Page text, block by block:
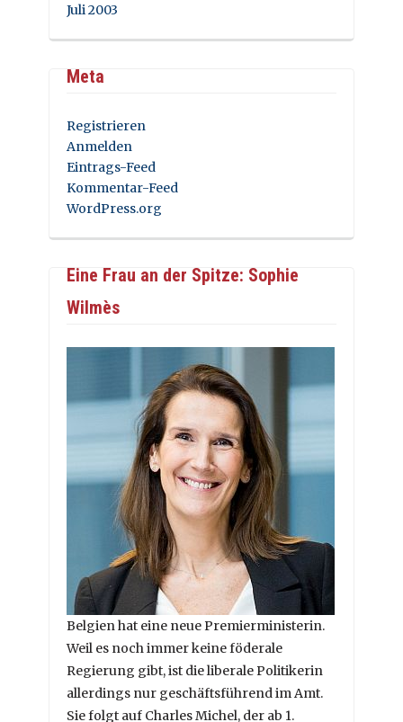
Juli 2003
Meta
Registrieren
Anmelden
Eintrags-Feed
Kommentar-Feed
WordPress.org
Eine Frau an der Spitze: Sophie
Wilmès
Belgien hat eine neue Premierministerin.
Weil es noch immer keine föderale
Regierung gibt, ist die liberale Politikerin
allerdings nur geschäftsführend im Amt.
Sie folgt auf Charles Michel, der ab 1.